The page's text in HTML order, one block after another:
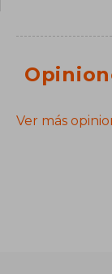
Ver más